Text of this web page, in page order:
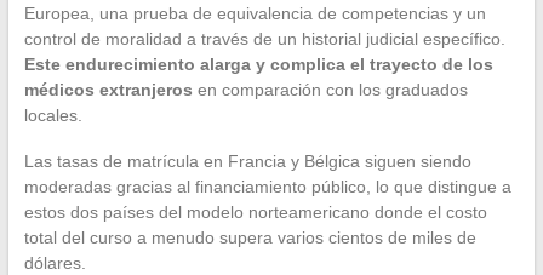
Europea, una prueba de equivalencia de competencias y un
control de moralidad a través de un historial judicial específico.
Este endurecimiento alarga y complica el trayecto de los
médicos extranjeros en comparación con los graduados
locales.
Las tasas de matrícula en Francia y Bélgica siguen siendo
moderadas gracias al financiamiento público, lo que distingue a
estos dos países del modelo norteamericano donde el costo
total del curso a menudo supera varios cientos de miles de
dólares.